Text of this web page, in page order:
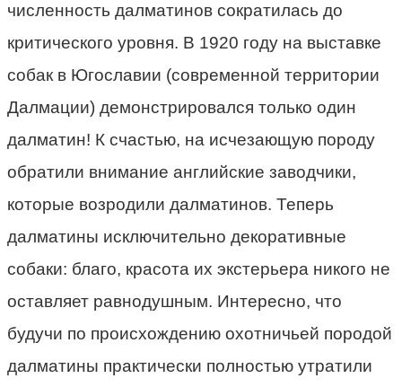
численность далматинов сократилась до
критического уровня. В 1920 году на выставке
собак в Югославии (современной территории
Далмации) демонстрировался только один
далматин! К счастью, на исчезающую породу
обратили внимание английские заводчики,
которые возродили далматинов. Теперь
далматины исключительно декоративные
собаки: благо, красота их экстерьера никого не
оставляет равнодушным. Интересно, что
будучи по происхождению охотничьей породой
далматины практически полностью утратили